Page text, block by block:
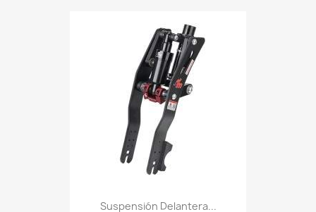
Suspensión Delantera...